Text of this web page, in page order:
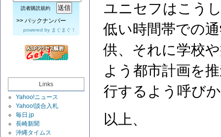
読者購読規約
>> バックナンバー
powered by まぐまぐ！
Links
Yahoo!ニュース
Yahoo!談合入札
毎日.jp
長崎新聞
沖縄タイムス
ユニセフはこう
低い時間帯での
供、それに学校
よう都市計画を
行するよう呼び
以上、